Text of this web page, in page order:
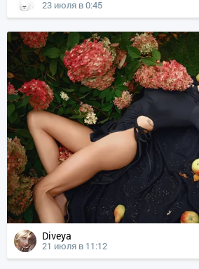
23 июля в 0:45
Diveya
21 июля в 11:12